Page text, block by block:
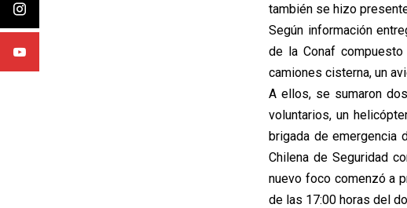
también se hizo
Según información
de la Conaf
camiones cisterna, un
A ellos, se sumaron
voluntarios, un
brigada de emergencia
Chilena de Seguridad
nuevo foco comenzó a
de las 17:00 horas del